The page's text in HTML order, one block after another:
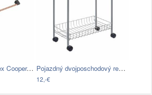
Závesná tyč Metaltex Cooper, dĺžka 60 cm Pojazdný dvojposchodový regál Metaltex…
12,-€